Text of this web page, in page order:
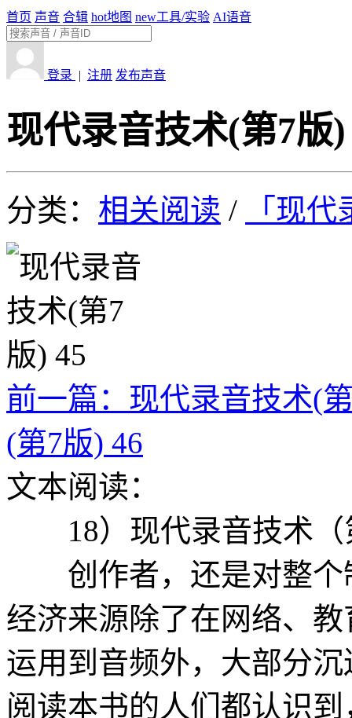
首页 声音 合辑 hot地图 new工具/实验 AI语音
登录 | 注册 发布声音
现代录音技术(第7版)
分类： 相关阅读 / 「现
前一篇：现代录音技术(
(第7版) 46
文本阅读：
18）现代录音技术（
创作者，还是对整个
经济来源除了在网络、
运用到音频外，大部分
阅读本书的人们都认识